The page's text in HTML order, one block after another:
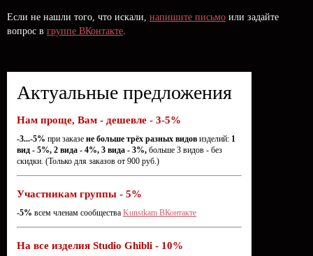
Если не нашли того, что искали, напишите письмо или задайте
вопрос в группе ВКонтакте.
Актуальные предложения
Нам проще, Вам - дешевле - 3-5%
-3...-5% при заказе не больше трёх разных видов изделий: 1
вид - 5%, 2 вида - 4%, 3 вида - 3%, больше 3 видов - без
скидки. (Только для заказов от 900 руб.)
Участникам группы - 5%
-5% всем членам сообщества Kunstkam ВКонтакте
На все изделия Studio Ghibli - 10%